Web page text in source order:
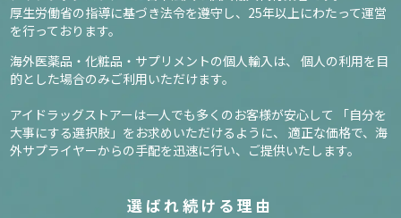
厚生労働省の指導に基づき法令を遵守し、 25年以上にわたって運営
を行っております。
海外医薬品・化粧品・サプリメントの個人輸入は、 個人の利用を目
的とした場合のみご利用いただけます。
アイドラッグストアーは一人でも多くのお客様が安心して
「自分を
大事にする選択肢」をお求めいただけるように、 適正な価格で、海
外サプライヤーからの手配を迅速に行い、ご提供いたします。
選ばれ続ける理由